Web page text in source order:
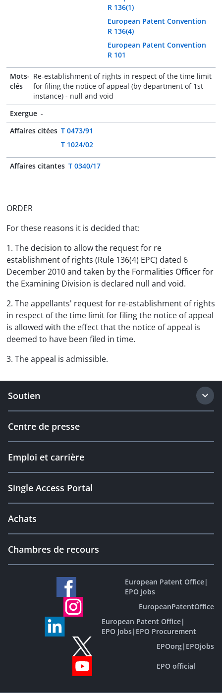
R 136(1)
European Patent Convention
R 136(4)
European Patent Convention
R 101
Mots-
clés
Re-establishment of rights in respect of the time limit
for filing the notice of appeal (by department of 1st
instance) - null and void
Exergue -
Affaires citées T 0473/91
T 1024/02
Affaires citantes T 0340/17
ORDER
For these reasons it is decided that:
1. The decision to allow the request for re
establishment of rights (Rule 136(4) EPC) dated 6
December 2010 and taken by the Formalities Officer for
the Examining Division is declared null and void.
2. The appellants' request for re-establishment of rights
in respect of the time limit for filing the notice of appeal
is allowed with the effect that the notice of appeal is
deemed to have been filed in time.
3. The appeal is admissible.
Soutien
Centre de presse
Emploi et carrière
Single Access Portal
Achats
Chambres de recours
European Patent Office|
EPO Jobs
EuropeanPatentOffice
European Patent Office|
EPO Jobs| EPO Procurement
EPOorg| EPOjobs
EPO official